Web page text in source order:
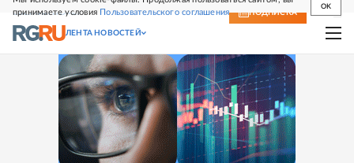
принимаете условия Пользовательского соглашения
OK
СВЕЖИЙ НОМЕР ПОДПИСКА
ЛЕНТА НОВОСТЕЙ